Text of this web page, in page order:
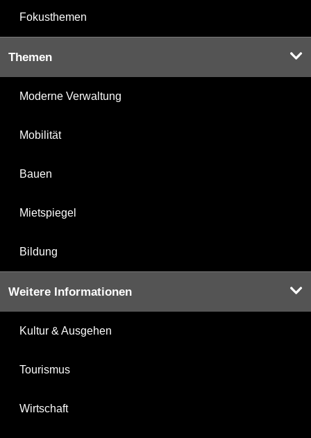
Fokusthemen
Themen
Moderne Verwaltung
Mobilität
Bauen
Mietspiegel
Bildung
Weitere Informationen
Kultur & Ausgehen
Tourismus
Wirtschaft